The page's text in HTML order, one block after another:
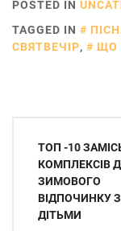
POSTED IN
TAGGED IN
СВЯТВЕЧІР, ЩО
записів
ТОП -10
КОМПЛЕКСІВ
ЗИМОВОГО
ВІДПОЧИНКУ З
ДІТЬМИ